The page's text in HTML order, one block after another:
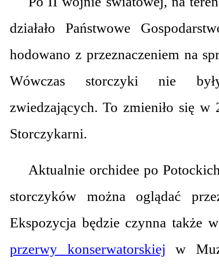
działało Państwowe
hodowano z przeznaczeniem na
Wówczas storczyki nie
zwiedzających. To zmieniło się
Storczykarni.
Aktualnie orchidee po
storczyków można oglądać
Ekspozycja będzie czynna także
przerwy konserwatorskiej w